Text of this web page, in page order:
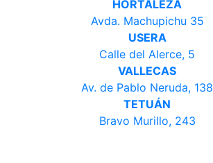
HORTALEZA
Avda. Machupichu 35
USERA
Calle del Alerce, 5
VALLECAS
Av. de Pablo Neruda, 138
TETUÁN
Bravo Murillo, 243